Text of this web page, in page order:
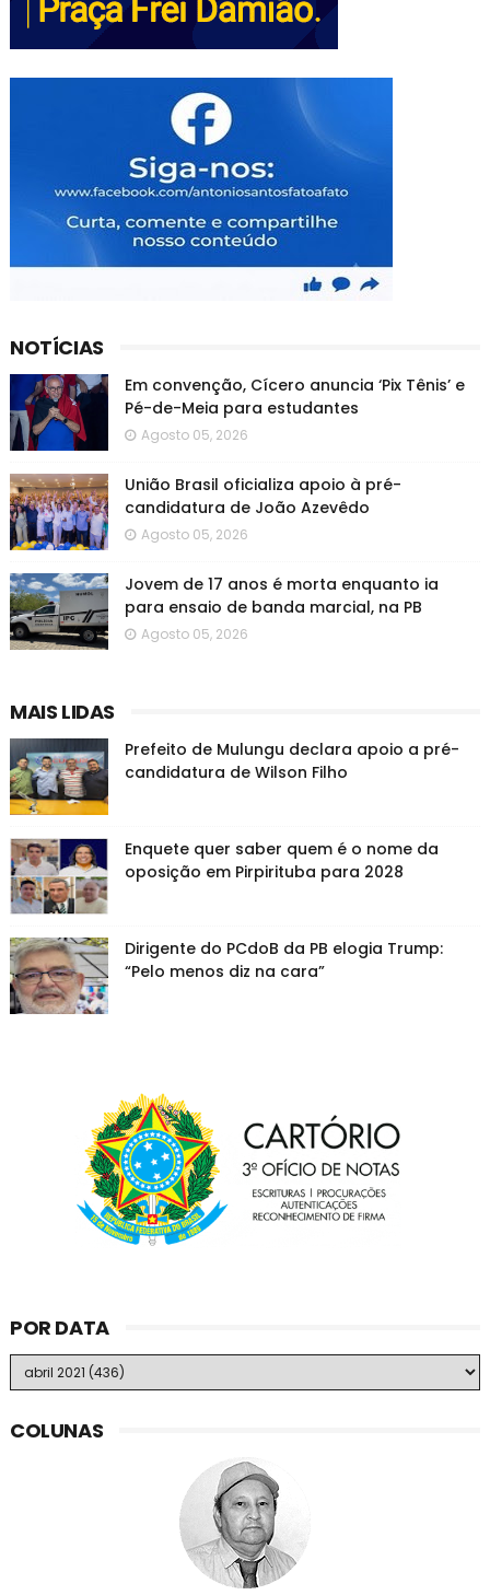
NOTÍCIAS
Em convenção, Cícero anuncia ‘Pix Tênis’ e
Pé-de-Meia para estudantes
Agosto 05, 2026
União Brasil oficializa apoio à pré-
candidatura de João Azevêdo
Agosto 05, 2026
Jovem de 17 anos é morta enquanto ia
para ensaio de banda marcial, na PB
Agosto 05, 2026
MAIS LIDAS
Prefeito de Mulungu declara apoio a pré-
candidatura de Wilson Filho
Enquete quer saber quem é o nome da
oposição em Pirpirituba para 2028
Dirigente do PCdoB da PB elogia Trump:
“Pelo menos diz na cara”
POR DATA
COLUNAS